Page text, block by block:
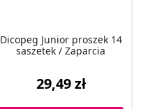
Dicopeg Junior proszek 14
saszetek / Zaparcia
29,49 zł